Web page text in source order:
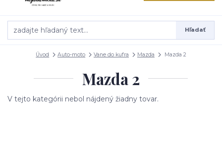
Hľadať
Úvod Auto-moto Vane do kufra Mazda Mazda 2
Mazda 2
V tejto kategórii nebol nájdený žiadny tovar.